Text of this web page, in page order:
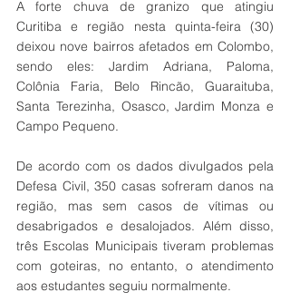
A forte chuva de granizo que atingiu
Curitiba e região nesta quinta-feira (30)
deixou nove bairros afetados em Colombo,
sendo eles: Jardim Adriana, Paloma,
Colônia Faria, Belo Rincão, Guaraituba,
Santa Terezinha, Osasco, Jardim Monza e
Campo Pequeno.
De acordo com os dados divulgados pela
Defesa Civil, 350 casas sofreram danos na
região, mas sem casos de vítimas ou
desabrigados e desalojados. Além disso,
três Escolas Municipais tiveram problemas
com goteiras, no entanto, o atendimento
aos estudantes seguiu normalmente.